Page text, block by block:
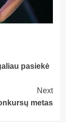
pasiekė
Next
metas